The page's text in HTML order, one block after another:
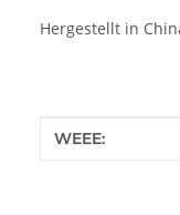
Hergestellt in
Wert
WEEE: